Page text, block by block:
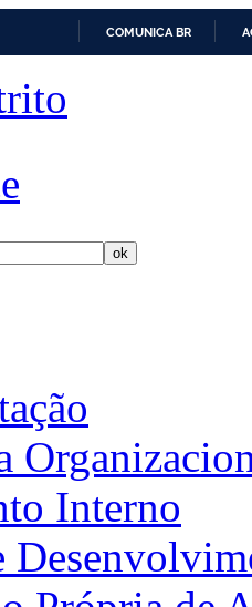
COMUNICA BR
Interno